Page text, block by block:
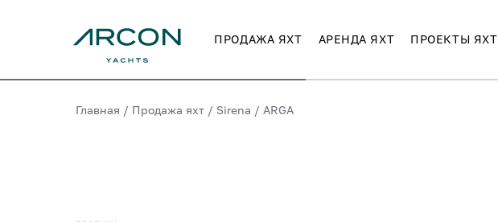
ПРОДАЖА ЯХТ АРЕНДА ЯХТ ПРОЕКТЫ ЯХТ
Главная / Продажа яхт / Sirena / ARGA